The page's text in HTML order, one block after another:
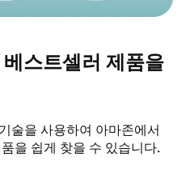
스트셀러 제품을
술을 사용하여 아마존에서
을 쉽게 찾을 수 있습니다.